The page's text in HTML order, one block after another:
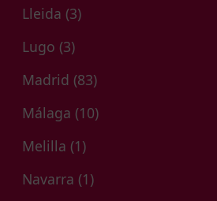
Lleida (3)
Lugo (3)
Madrid (83)
Málaga (10)
Melilla (1)
Navarra (1)